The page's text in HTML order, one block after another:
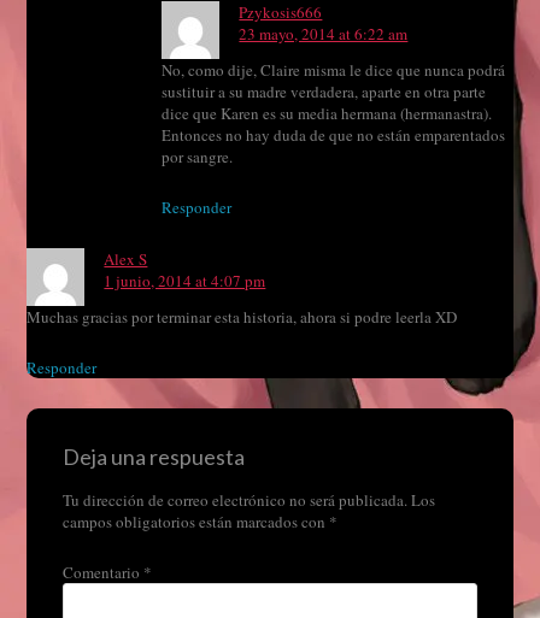
Pzykosis666
23 mayo, 2014 at 6:22 am
No, como dije, Claire misma le dice que nunca podrá
sustituir a su madre verdadera, aparte en otra parte
dice que Karen es su media hermana (hermanastra).
Entonces no hay duda de que no están emparentados
por sangre.
Responder
Alex S
1 junio, 2014 at 4:07 pm
Muchas gracias por terminar esta historia, ahora si podre leerla XD
Responder
Deja una respuesta
Tu dirección de correo electrónico no será publicada.Los
campos obligatorios están marcados con *
Comentario *